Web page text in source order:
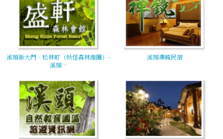
溪頭新大門‧松林町（妖怪森林商圈）-
溪頭…
溪頭禪鏡民宿